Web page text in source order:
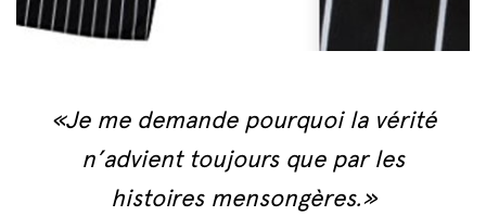
«Je me demande pourquoi la vérité
n’advient toujours que par les
histoires mensongères.»